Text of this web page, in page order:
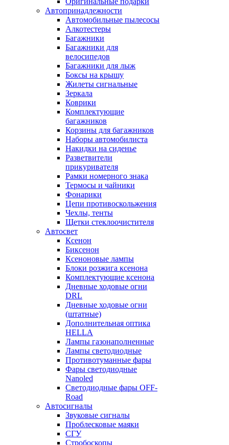
Автопринадлежности
Автомобильные пылесосы
Алкотестеры
Багажники
Багажники для
велосипедов
Багажники для лыж
Боксы на крышу
Жилеты сигнальные
Зеркала
Коврики
Комплектующие
багажников
Корзины для багажников
Наборы автомобилиста
Накидки на сиденье
Разветвители
прикуривателя
Рамки номерного знака
Термосы и чайники
Фонарики
Цепи противоскольжения
Чехлы, тенты
Щетки стеклоочистителя
Автосвет
Ксенон
Биксенон
Ксеноновые лампы
Блоки розжига ксенона
Комплектующие ксенона
Дневные ходовые огни
DRL
Дневные ходовые огни
(штатные)
Дополнительная оптика
HELLA
Лампы газонаполненные
Лампы светодиодные
Противотуманные фары
Фары светодиодные
Nanoled
Светодиодные фары OFF-
Road
Автосигналы
Звуковые сигналы
Проблесковые маяки
СГУ
Стробоскопы